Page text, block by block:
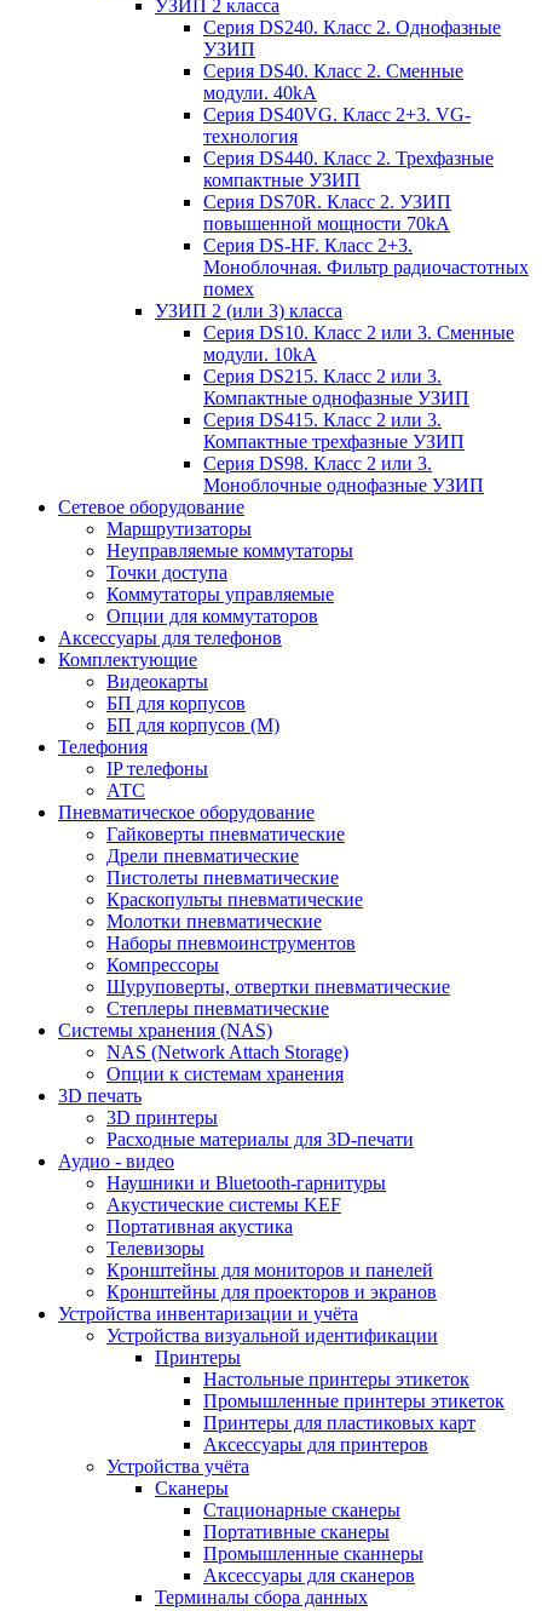
УЗИП 2 класса
Серия DS240. Класс 2. Однофазные
УЗИП
Серия DS40. Класс 2. Сменные
модули. 40kA
Серия DS40VG. Класс 2+3. VG-
технология
Серия DS440. Класс 2. Трехфазные
компактные УЗИП
Серия DS70R. Класс 2. УЗИП
повышенной мощности 70kA
Серия DS-HF. Класс 2+3.
Моноблочная. Фильтр радиочастотных
помех
УЗИП 2 (или 3) класса
Серия DS10. Класс 2 или 3. Сменные
модули. 10kA
Серия DS215. Класс 2 или 3.
Компактные однофазные УЗИП
Серия DS415. Класс 2 или 3.
Компактные трехфазные УЗИП
Серия DS98. Класс 2 или 3.
Моноблочные однофазные УЗИП
Сетевое оборудование
Маршрутизаторы
Неуправляемые коммутаторы
Точки доступа
Коммутаторы управляемые
Опции для коммутаторов
Аксессуары для телефонов
Комплектующие
Видеокарты
БП для корпусов
БП для корпусов (М)
Телефония
IP телефоны
АТС
Пневматическое оборудование
Гайковерты пневматические
Дрели пневматические
Пистолеты пневматические
Краскопульты пневматические
Молотки пневматические
Наборы пневмоинструментов
Компрессоры
Шуруповерты, отвертки пневматические
Степлеры пневматические
Cистемы хранения (NAS)
NAS (Network Attach Storage)
Опции к системам хранения
3D печать
3D принтеры
Расходные материалы для 3D-печати
Аудио - видео
Наушники и Bluetooth-гарнитуры
Акустические системы KEF
Портативная акустика
Телевизоры
Кронштейны для мониторов и панелей
Кронштейны для проекторов и экранов
Устройства инвентаризации и учёта
Устройства визуальной идентификации
Принтеры
Настольные принтеры этикеток
Промышленные принтеры этикеток
Принтеры для пластиковых карт
Аксессуары для принтеров
Устройства учёта
Сканеры
Стационарные сканеры
Портативные сканеры
Промышленные сканнеры
Аксессуары для сканеров
Терминалы сбора данных